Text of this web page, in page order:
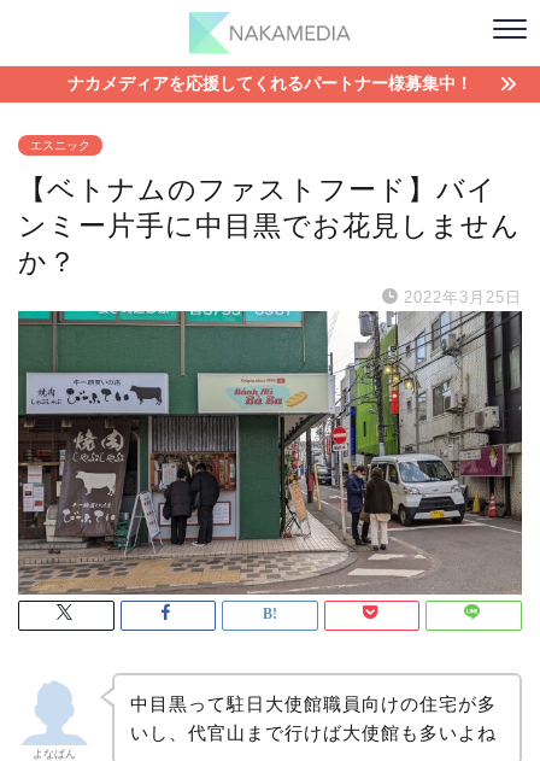
ナカメディアを応援してくれるパートナー様募集中！
エスニック
【ベトナムのファストフード】バイ
ンミー片手に中目黒でお花見しません
か？
2022年3月25日
よなぱん
中目黒って駐日大使館職員向けの住宅が多
いし、代官山まで行けば大使館も多いよね